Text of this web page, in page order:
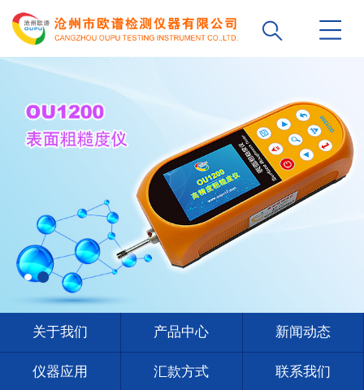
关于我们 产品中心 新闻动态
仪器应用 汇款方式 联系我们